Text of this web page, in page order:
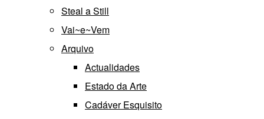
Steal a Still
Vai~e~Vem
Arquivo
Actualidades
Estado da Arte
Cadáver Esquisito